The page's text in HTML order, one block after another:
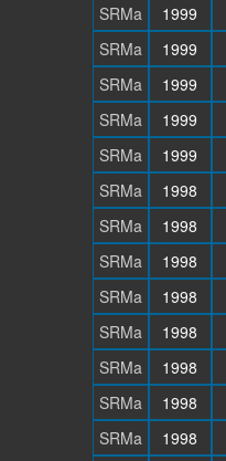
SRMa
1999
SRMa
1999
SRMa
1999
SRMa
1999
SRMa
1999
SRMa
1998
SRMa
1998
SRMa
1998
SRMa
1998
SRMa
1998
SRMa
1998
SRMa
1998
SRMa
1998